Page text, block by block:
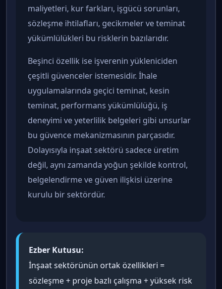
maliyetleri, kur farkları, işgücü sorunları,
sözleşme ihtilafları, gecikmeler ve teminat
yükümlülükleri bu risklerin bazılarıdır.
Beşinci özellik ise işverenin yükleniciden
çeşitli güvenceler istemesidir. İhale
uygulamalarında geçici teminat, kesin
teminat, performans yükümlülüğü, iş
deneyimi ve yeterlilik belgeleri gibi unsurlar
bu güvence mekanizmasının parçasıdır.
Dolayısıyla inşaat sektörü sadece üretim
değil, aynı zamanda yoğun şekilde kontrol,
belgelendirme ve güven ilişkisi üzerine
kurulu bir sektördür.
Ezber Kutusu:
İnşaat sektörünün ortak özellikleri =
sözleşme + proje bazlı çalışma + yüksek risk